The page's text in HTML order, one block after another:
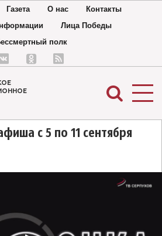
Газета О нас
Контакты
Лица Победы
полк
с 5 по 11 сентября